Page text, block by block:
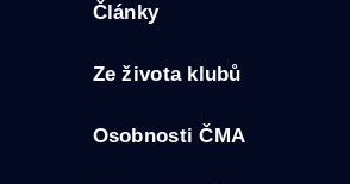
Články
Ze života klubů
Osobnosti ČMA